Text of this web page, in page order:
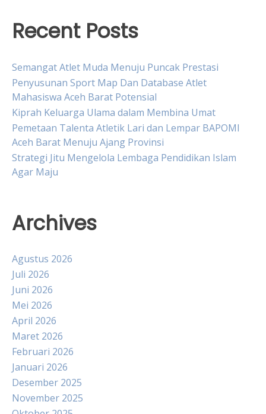
Recent Posts
Semangat Atlet Muda Menuju Puncak Prestasi
Penyusunan Sport Map Dan Database Atlet
Mahasiswa Aceh Barat Potensial
Kiprah Keluarga Ulama dalam Membina Umat
Pemetaan Talenta Atletik Lari dan Lempar BAPOMI
Aceh Barat Menuju Ajang Provinsi
Strategi Jitu Mengelola Lembaga Pendidikan Islam
Agar Maju
Archives
Agustus 2026
Juli 2026
Juni 2026
Mei 2026
April 2026
Maret 2026
Februari 2026
Januari 2026
Desember 2025
November 2025